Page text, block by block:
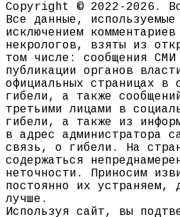
Copyright © 2022-2026.
Все данные,
исключением
некрологов, взяты из
том числе: сообщения
публикации органов
официальных страницах в
гибели, а также
третьими лицами в
гибели, а также из
в адрес администратора
связь, о гибели. На
содержаться
неточности. Приносим
постоянно их устраняем,
лучше.
Используя сайт, вы